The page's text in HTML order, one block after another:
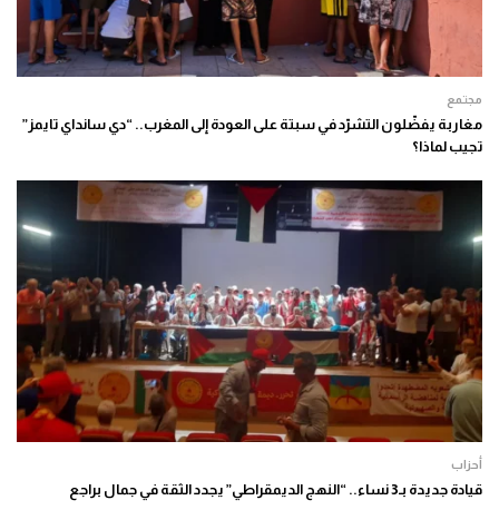
مجتمع
مغاربة يفضّلون التشرّد في سبتة على العودة إلى المغرب.. “دي سانداي تايمز”
تجيب لماذا؟
أحزاب
قيادة جديدة بـ3 نساء.. “النهج الديمقراطي” يجدد الثقة في جمال براجع